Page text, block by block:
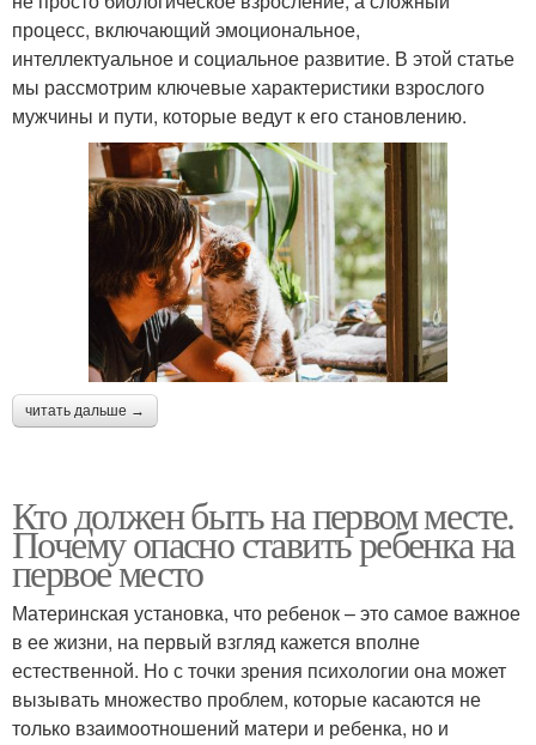
процесс, включающий эмоциональное,
интеллектуальное и социальное развитие. В этой статье
мы рассмотрим ключевые характеристики взрослого
мужчины и пути, которые ведут к его становлению.
читать дальше →
Кто должен быть на первом месте.
Почему опасно ставить ребенка на
первое место
Материнская установка, что ребенок – это самое важное
в ее жизни, на первый взгляд кажется вполне
естественной. Но с точки зрения психологии она может
вызывать множество проблем, которые касаются не
только взаимоотношений матери и ребенка, но и